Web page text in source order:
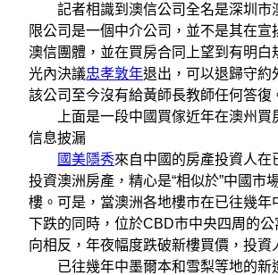
記者相識到澳信公司全名是深圳市
限公司是一個中介公司，並不是其在宣
澳信團體，並在買房合同上望到有明白
光內決議忠孝敦年退出，可以退歸守約
該公司至今沒有給黃師長教師任何答復
上面是一段中國買傢近年在澳州買
信息披漏
國美隱秀來自中國的房產投資人在
投資澳洲房產，精心是“相似於”中國市
樓。可是，當澳洲各地樓市在已往幾年
下跌的同時，位於CBD市中央四周的公
向相反，年夜幅度跌破新樓買價，投資
已往幾年中墨爾本和雪梨等地的新